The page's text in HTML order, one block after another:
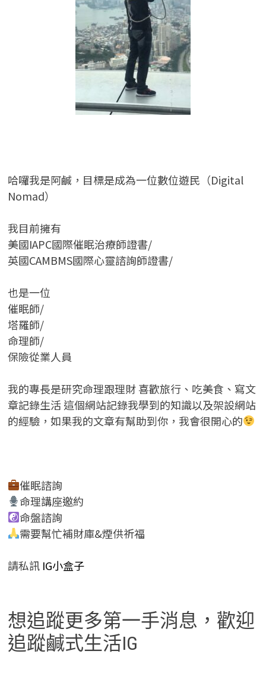
哈囉我是阿鹹，目標是成為一位數位遊民（Digital
Nomad）
我目前擁有
美國IAPC國際催眠治療師證書/
英國CAMBMS國際心靈諮詢師證書/
也是一位
催眠師/
塔羅師/
命理師/
保險從業人員
我的專長是研究命理跟理財 喜歡旅行、吃美食、寫文
章記錄生活 這個網站記錄我學到的知識以及架設網站
的經驗，如果我的文章有幫助到你，我會很開心的
催眠諮詢
命理講座邀約
命盤諮詢
需要幫忙補財庫&煙供祈福
請私訊IG小盒子
想追蹤更多第一手消息，歡迎
追蹤鹹式生活IG